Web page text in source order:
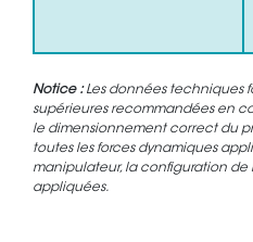
Notice :Les données techniques
supérieures recommandées en
le dimensionnement correct du
toutes les forces dynamiques
manipulateur, la configuration de
appliquées.